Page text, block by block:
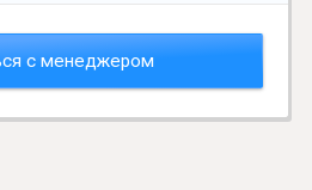
с менеджером